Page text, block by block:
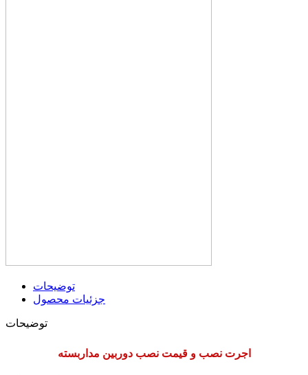
توضیحات
جزئیات محصول
توضیحات
اجرت نصب و قیمت نصب دوربین مداربسته